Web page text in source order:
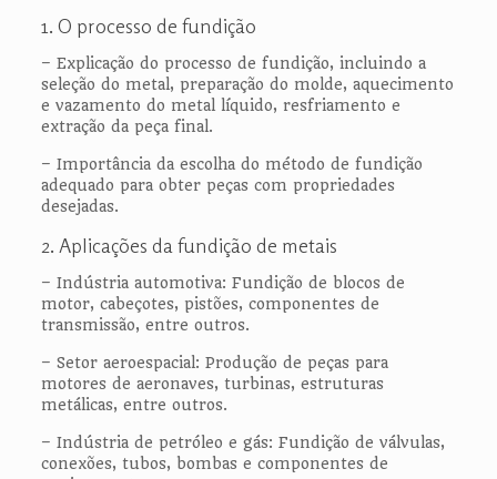
1. O processo de fundição
– Explicação do processo de fundição, incluindo a
seleção do metal, preparação do molde, aquecimento
e vazamento do metal líquido, resfriamento e
extração da peça final.
– Importância da escolha do método de fundição
adequado para obter peças com propriedades
desejadas.
2. Aplicações da fundição de metais
– Indústria automotiva: Fundição de blocos de
motor, cabeçotes, pistões, componentes de
transmissão, entre outros.
– Setor aeroespacial: Produção de peças para
motores de aeronaves, turbinas, estruturas
metálicas, entre outros.
– Indústria de petróleo e gás: Fundição de válvulas,
conexões, tubos, bombas e componentes de